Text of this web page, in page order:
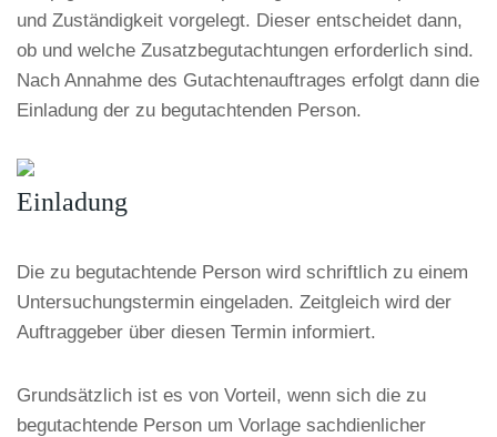
und Zuständigkeit vorgelegt. Dieser entscheidet dann,
ob und welche Zusatzbegutachtungen erforderlich sind.
Nach Annahme des Gutachtenauftrages erfolgt dann die
Einladung der zu begutachtenden Person.
Einladung
Die zu begutachtende Person wird schriftlich zu einem
Untersuchungstermin eingeladen. Zeitgleich wird der
Auftraggeber über diesen Termin informiert.
Grundsätzlich ist es von Vorteil, wenn sich die zu
begutachtende Person um Vorlage sachdienlicher